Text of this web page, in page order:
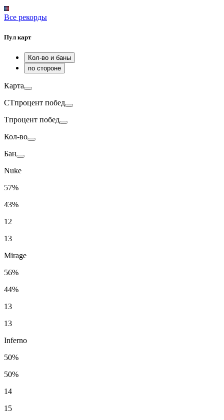
Все рекорды
Пул карт
Кол-во и баны
по стороне
Карта
CTпроцент побед
Tпроцент побед
Кол-во
Бан
Nuke
57%
43%
12
13
Mirage
56%
44%
13
13
Inferno
50%
50%
14
15